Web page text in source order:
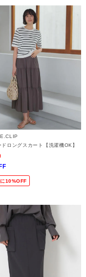
ドロングスカート【洗濯機OK】
10%OFF